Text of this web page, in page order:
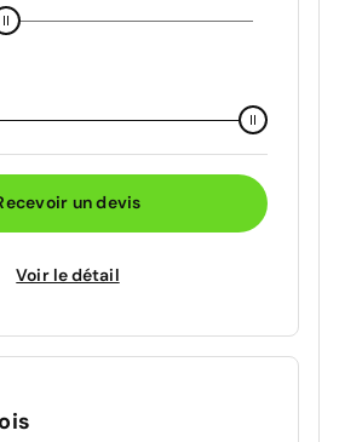
un devis
Voir le détail